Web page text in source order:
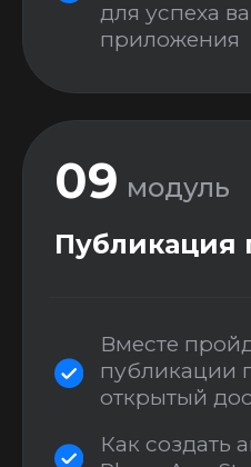
Экспресс курс по
для Cloud
Научимся писать
приложения